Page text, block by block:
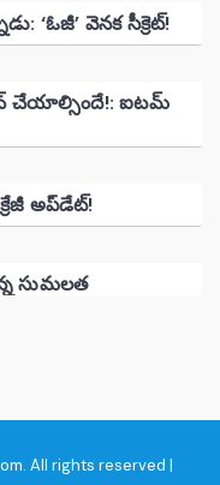
‘ఓజీ’ వెనక సీక్రెట్!
చేయాల్సిందే!: ఐటమ్
అప్‌డేట్!
సుమలత
All rights reserved |